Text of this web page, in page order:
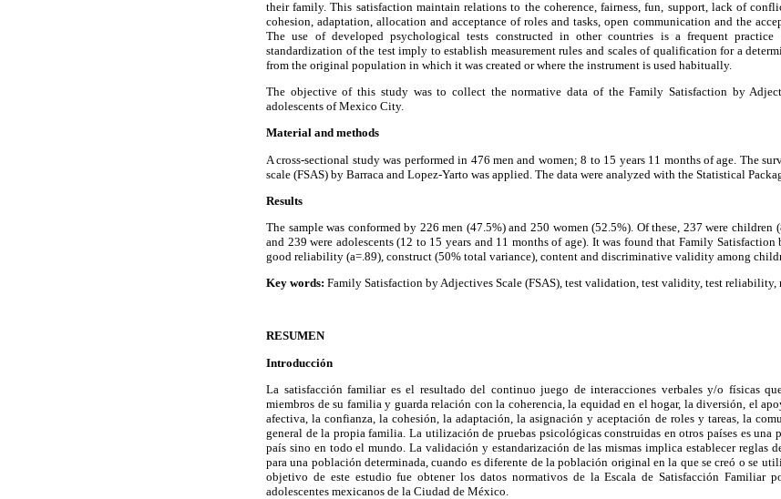
their family. This satisfaction maintain relations to the coherence, fairness, fun, support, lack of
cohesion, adaptation, allocation and acceptance of roles and tasks, open communication and the
The use of developed psychological tests constructed in other countries is a frequent
standardization of the test imply to establish measurement rules and scales of qualification for a
from the original population in which it was created or where the instrument is used habitually.
The objective of this study was to collect the normative data of the Family Satisfaction by
adolescents of Mexico City.
Material and methods
A cross-sectional study was performed in 476 men and women; 8 to 15 years 11 months of age. The
scale (FSAS) by Barraca and Lopez-Yarto was applied. The data were analyzed with the Statistical
Results
The sample was conformed by 226 men (47.5%) and 250 women (52.5%). Of these, 237 were children
and 239 were adolescents (12 to 15 years and 11 months of age). It was found that Family Satisfaction
good reliability (a=.89), construct (50% total variance), content and discriminative validity among
Key words: Family Satisfaction by Adjectives Scale (FSAS), test validation, test validity, test reliability,
RESUMEN
Introducción
La satisfacción familiar es el resultado del continuo juego de interacciones verbales y/o físicas
miembros de su familia y guarda relación con la coherencia, la equidad en el hogar, la diversión, el
afectiva, la confianza, la cohesión, la adaptación, la asignación y aceptación de roles y tareas, la
general de la propia familia. La utilización de pruebas psicológicas construidas en otros países es una
país sino en todo el mundo. La validación y estandarización de las mismas implica establecer reglas
para una población determinada, cuando es diferente de la población original en la que se creó o se
objetivo de este estudio fue obtener los datos normativos de la Escala de Satisfacción Familiar
adolescentes mexicanos de la Ciudad de México.